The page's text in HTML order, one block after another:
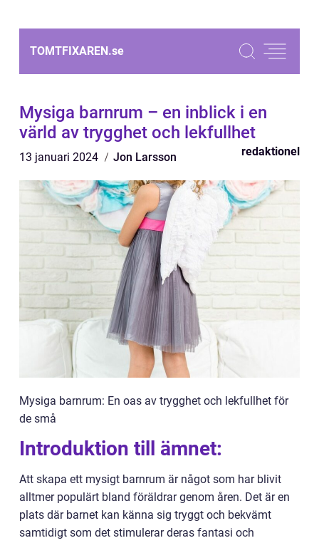
TOMTFIXAREN.se
Mysiga barnrum – en inblick i en
värld av trygghet och lekfullhet
13 januari 2024 Jon Larsson redaktionel
Mysiga barnrum: En oas av trygghet och lekfullhet för
de små
Introduktion till ämnet:
Att skapa ett mysigt barnrum är något som har blivit
alltmer populärt bland föräldrar genom åren. Det är en
plats där barnet kan känna sig tryggt och bekvämt
samtidigt som det stimulerar deras fantasi och